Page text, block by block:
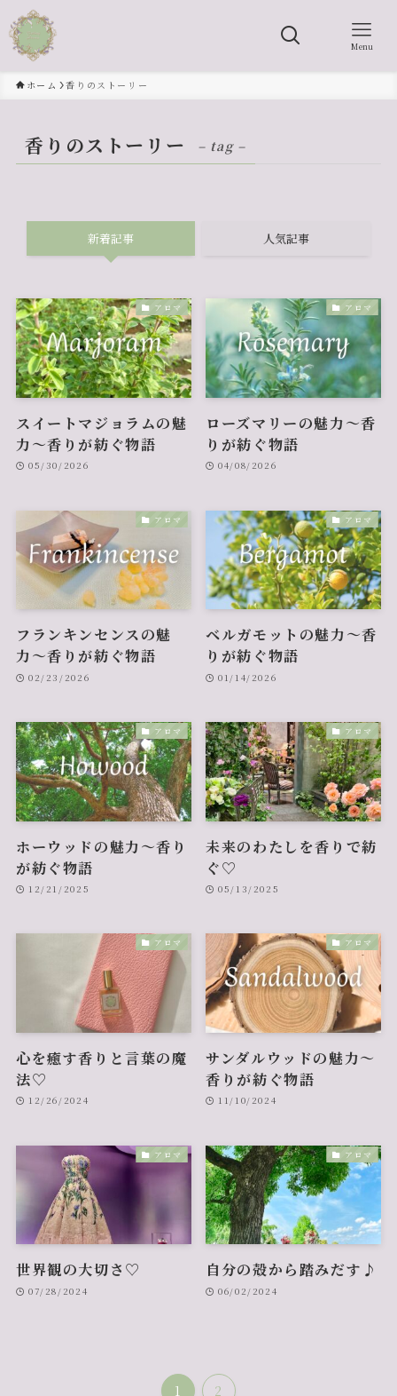
Menu
ホーム 香りのストーリー
香りのストーリー – tag –
新着記事 人気記事
アロマ
スイートマジョラムの魅
力〜香りが紡ぐ物語
05/30/2026
アロマ
ローズマリーの魅力〜香
りが紡ぐ物語
04/08/2026
アロマ
フランキンセンスの魅
力〜香りが紡ぐ物語
02/23/2026
アロマ
ベルガモットの魅力〜香
りが紡ぐ物語
01/14/2026
アロマ
ホーウッドの魅力〜香り
が紡ぐ物語
12/21/2025
アロマ
未来のわたしを香りで紡
ぐ♡
05/13/2025
アロマ
心を癒す香りと言葉の魔
法♡
12/26/2024
アロマ
サンダルウッドの魅力〜
香りが紡ぐ物語
11/10/2024
アロマ
世界観の大切さ♡
07/28/2024
アロマ
自分の殻から踏みだす♪
06/02/2024
1 2